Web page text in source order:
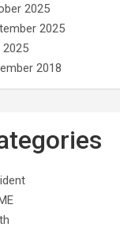
2025
2025
2025
2018